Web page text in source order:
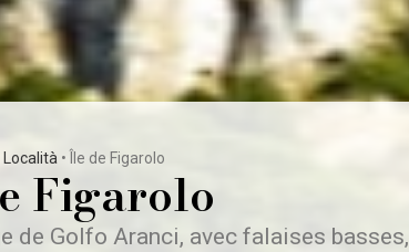
Località • Île de Figarolo
Figarolo
de Golfo Aranci, avec falaises basses,